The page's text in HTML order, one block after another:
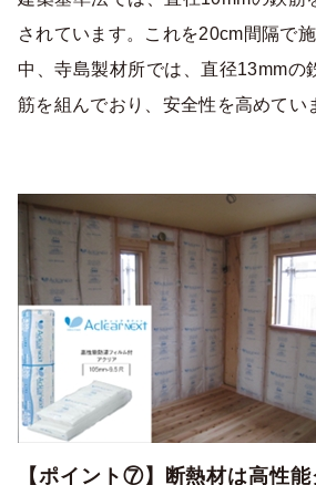
されています。これを20cm間隔で
中、寺島製材所では、直径13mmの
筋を組んでおり、安全性を高めてい
【ポイント⑦】断熱材は高性